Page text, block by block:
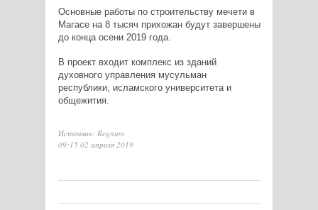
Основные работы по строительству мечети в
Магасе на 8 тысяч прихожан будут завершены
до конца осени 2019 года.
В проект входит комплекс из зданий
духовного управления мусульман
республики, исламского университета и
общежития.
Источник: Regnum
09:15 02 апреля 2019